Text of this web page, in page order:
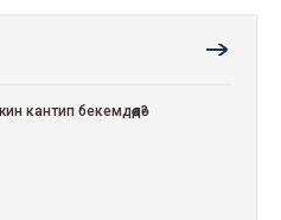
кантип бекемдөөдө?